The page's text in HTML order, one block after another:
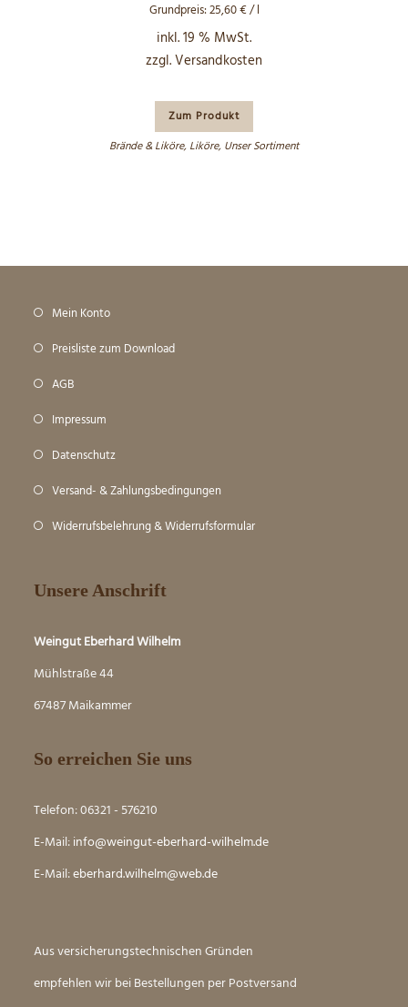
Grundpreis:25,60€/l
inkl. 19 % MwSt.
zzgl.Versandkosten
Zum Produkt
Brände & Liköre, Liköre, Unser Sortiment
Mein Konto
Preisliste zum Download
AGB
Impressum
Datenschutz
Versand- & Zahlungsbedingungen
Widerrufsbelehrung & Widerrufsformular
Unsere Anschrift
Weingut Eberhard Wilhelm
Mühlstraße 44
67487 Maikammer
So erreichen Sie uns
Telefon: 06321 - 576210
E-Mail:info@weingut-eberhard-wilhelm.de
E-Mail:eberhard.wilhelm@web.de
Aus versicherungstechnischen Gründen
empfehlen wir bei Bestellungen per Postversand